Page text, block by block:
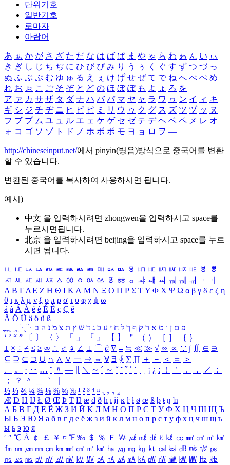
단위기호
일반기호
로마자
아랍어
あ ぁ か が さ ざ た だ な は ば ぱ ま や ゃ ら わ ゎ ん い ぃ
き ぎ し じ ち ぢ に ひ び ぴ み り う ぅ く ぐ す ず つ づ っ
ぬ ふ ぶ ぷ む ゆ ゅ る え ぇ け げ せ ぜ て で ね へ べ ぺ め
れ お ぉ こ ご そ ぞ と ど の ほ ぼ ぽ も よ ょ ろ を
ア ァ カ サ ザ タ ダ ナ ハ バ パ マ ヤ ャ ラ ワ ヮ ン イ ィ キ
ギ シ ジ チ ヂ ニ ヒ ビ ピ ミ リ ウ ゥ ク グ ス ズ ツ ヅ ッ ヌ
フ ブ プ ム ユ ュ ル エ ェ ケ ゲ セ ゼ テ デ ヘ ベ ペ メ レ オ
ォ コ ゴ ソ ゾ ト ド ノ ホ ボ ポ モ ヨ ョ ロ ヲ ―
http://chineseinput.net/에서 pinyin(병음)방식으로 중국어를 변환
할 수 있습니다.
변환된 중국어를 복사하여 사용하시면 됩니다.
예시)
中文 을 입력하시려면 zhongwen을 입력하시고 space를
누르시면됩니다.
北京 을 입력하시려면 beijing을 입력하시고 space를 누르
시면 됩니다.
ㅥ ㅦ ㅧ ㅨ ㅩ ㅪ ㅫ ㅬ ㅭ ㅮ ㅯ ㅰ ㅱ ㅲ ㅳ ㅴ ㅵ ㅶ ㅷ ㅸ
ㅹ
ㅺ ㅻ ㅼ ㅽ ㅾ ㅿ ㆀ ㆁ ㆂ ㆃ ㆄ ㆅ ㆆ ㆇ ㆈ ㆉ ㆊ ㆋ ㆌ ㆍ
ㆎ
Α Β ΓΔ Ε Ζ Η Θ Ι ΚΛ Μ Ν Ξ Ο Π Ρ Σ ΤΥ Φ Χ Ψ Ω α β γ δ ε ζ η
θ ι κ λ μ ν ξ ο π ρ σ τ υ φ χ ψ ω
á à Á À é è É È ç Ç ê
Ä Ö Ü ä ö ü ß
ִֶֹ ֻּ ׁׂ פ ם ן ו ט א ר ק ף ך ל ח י ע כ ג ד ש ץ ת צ מ נ ה ב
‘ ’ “ ” 〔 〕 〈 〉 「 」 『 』 【 】 ＂ （ ） ［ ］ ｛ ｝
± × ÷ ≠ ≤ ≥ ∞ ∴ ♂ ♀ ∠ ⊥ ⌒ ∂ ∇ ≡ ≒ ≪ ≫ √ ∽ ∝ ∵ ∫ ∬ ∈ ∋
⊆ ⊇ ⊂ ⊃ ∪ ∩ ∧ ∨ ￢ ⇒ ⇔ ∀ ∃ ∮ ∑ ∏ ＋ － ＜ ＝
＞
、
。 · ‥ … ¨ 〃 ― ＼ ∼ ´ ～ ˇ ˘ ˝ ˚ ˙ ¸ ¡ ¿ ː ！ ＇ ， ． ／
：
；
？ ＾ ｀
½ ⅓ ⅔ ¼ ¾ ⅛ ⅜ ⅝ ⅞ ¹ ² ³ ⁴ ⁿ ₁ ₂ ₃ ₄
Æ Ð Ħ Ĳ Ł Ø Œ Þ Ŧ Ŋ æ đ ð ħ ı ĳ ĸ ŀ ł ø œ ß þ ŧ ŋ ŉ
А Б В Г Д Е Ё Ж З И Й К Л М Н О П Р С Т У Ф Х Ц Ч Ш Щ Ъ
Ы Ь Э Ю Я а б в г д е ё ж з и й к л м н о п р с т у ф х ц ч ш щ ъ
ы ь э ю я
′ ″ ℃ Å ￠ ￡ ￥ ¤ ℉ ‰ ＄ ％ Ｆ ￦ ㎕ ㎖ ㎗ ℓ ㎘ ㏄ ㎣ ㎤ ㎥ ㎦
㎙ ㎚ ㎛ ㎜ ㎝ ㎞ ㎟ ㎠ ㎡ ㎢ ㏊ ㎍ ㎎ ㎏ ㏏ ㎈ ㎉ ㏈ ㎧ ㎨ ㎰
㎱ ㎲ ㎳ ㎴ ㎵ ㎶ ㎷ ㎸ ㎹ ㎀ ㎁ ㎂ ㎃ ㎄ ㎺ ㎻ ㎽ ㎾ ㎿ ㎐ ㎑